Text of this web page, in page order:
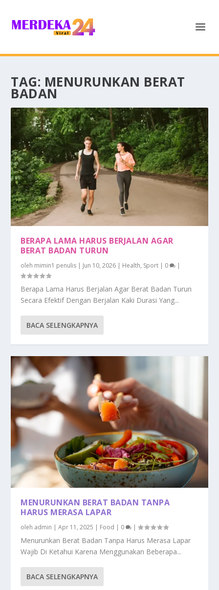
TAG: MENURUNKAN BERAT
BADAN
BERAPA LAMA HARUS BERJALAN AGAR
BERAT BADAN TURUN
oleh mimin1 penulis | Jun 10, 2026 | Health, Sport | 0 |
Berapa Lama Harus Berjalan Agar Berat Badan Turun
Secara Efektif Dengan Berjalan Kaki Durasi Yang...
BACA SELENGKAPNYA
MENURUNKAN BERAT BADAN TANPA
HARUS MERASA LAPAR
oleh admin |Apr 11, 2025 | Food | 0 |
Menurunkan Berat Badan Tanpa Harus Merasa Lapar
Wajib Di Ketahui Karena Menggunakan Beberapa...
BACA SELENGKAPNYA